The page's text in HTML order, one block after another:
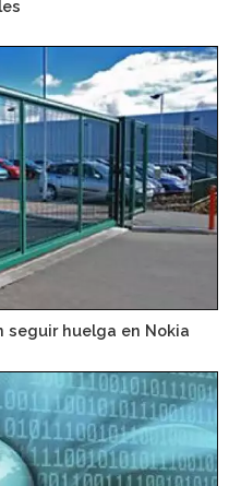
seguir huelga en Nokia